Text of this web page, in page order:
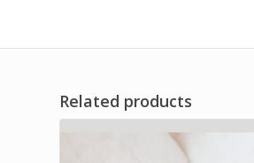
Related products